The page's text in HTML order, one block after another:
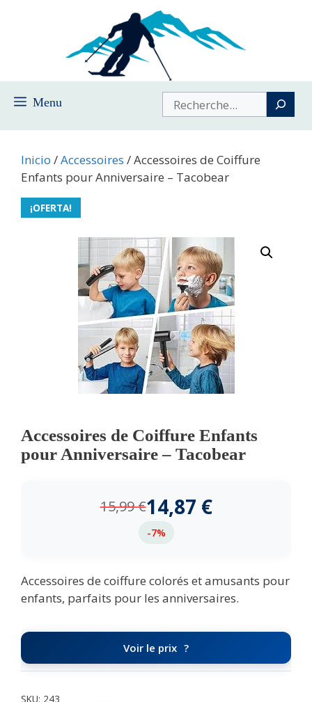
Menu Buscar
Inicio /Accessoires / Accessoires de Coiffure
Enfants pour Anniversaire – Tacobear
¡OFERTA!
Accessoires de Coiffure Enfants
pour Anniversaire – Tacobear
15,99€14,87 €
-7%
Accessoires de coiffure colorés et amusants pour
enfants, parfaits pour les anniversaires.
Voir le prix
SKU: 243